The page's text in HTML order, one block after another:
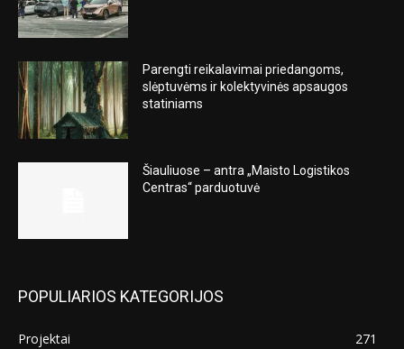
Parengti reikalavimai priedangoms,
slėptuvėms ir kolektyvinės apsaugos
statiniams
Šiauliuose – antra „Maisto Logistikos
Centras“ parduotuvė
POPULIARIOS KATEGORIJOS
Projektai
271